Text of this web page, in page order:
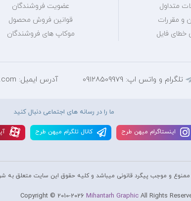
متداول
و مقررات
خطای فایل
عضویت فروشندگان
قوانین فروش محصول
موکاپ های فروشندگان
تلگرام و واتس اپ: 09128509979 آدرس ایمیل: mihantarh@yahoo.com
ما را در رسانه های اجتماعی دنبال کنید
اينستاگرام ميهن طرح کانال تلگرام ميهن طرح
و موجب پیگرد قانونی میباشد و کليه حقوق اين سايت متعلق
Copyright © 2010-2026 Mihantarh Graphic All Rights